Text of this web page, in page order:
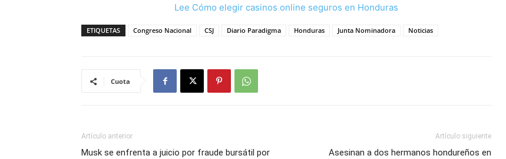
Lee Cómo elegir casinos online seguros en Honduras
ETIQUETAS Congreso Nacional CSJ Diario Paradigma Honduras Junta Nominadora Noticias
Cuota
Artículo anterior
Musk se enfrenta a juicio por fraude bursátil por
Artículo siguiente
Asesinan a dos hermanos hondureños en